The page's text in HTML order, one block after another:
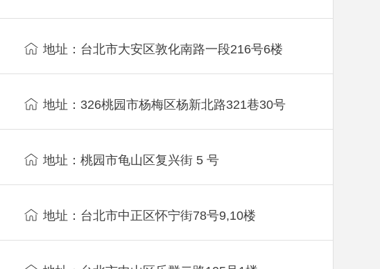
地址：台北市大安区敦化南路一段216号6楼
地址：326桃园市杨梅区杨新北路321巷30号
地址：桃园市龟山区复兴街 5 号
地址：台北市中正区怀宁街78号9,10楼